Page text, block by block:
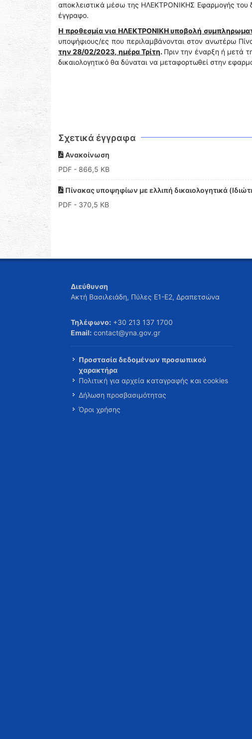
αποκλειστικά μέσω της ΗΛΕΚΤΡΟΝΙΚΗΣ Εφαρμογής του
έγγραφο.
Η προθεσμία νια ΗΛΕΚΤΡΟΝΙΚΗ υποβολή
υποψήφιους/ες που περιλαμβάνονται στον ανωτέρω
την 28/02/2023, ημέρα Τρίτη. Πριν την έναρξη ή μετά
δικαιολογητικό θα δύναται να μεταφορτωθεί στην
Σχετικά έγγραφα
Ανακοίνωση
PDF - 866,5 KB
Πίνακας υποψηφίων με ελλιπή δικαιολογητικά
PDF - 370,5 KB
Διεύθυνση
Ακτή Βασιλειάδη, Πύλες Ε1-Ε2, Δραπετσώνα
Τηλέφωνο: +30 213 137 1700
Email: contact@yna.gov.gr
Προστασία δεδομένων προσωπικού
χαρακτήρα
Πολιτική για αρχεία καταγραφής και cookies
Δήλωση προσβασιμότητας
Όροι χρήσης